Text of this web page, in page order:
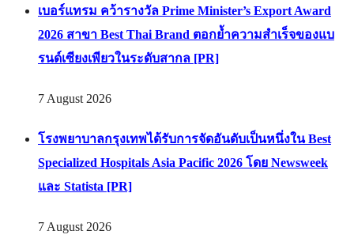
เบอร์แทรม คว้ารางวัล Prime Minister’s Export Award
2026 สาขา Best Thai Brand ตอกย้ำความสำเร็จของแบ
รนด์เซียงเพียวในระดับสากล [PR]
7 August 2026
โรงพยาบาลกรุงเทพได้รับการจัดอันดับเป็นหนึ่งใน Best
Specialized Hospitals Asia Pacific 2026 โดย Newsweek
และ Statista [PR]
7 August 2026